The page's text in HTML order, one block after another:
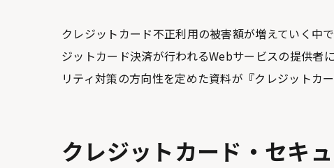
クレジットカード不正利用の被害額が増えていく中
ジットカード決済が行われるWebサービスの提供者
リティ対策の方向性を定めた資料が『クレジットカ
クレジットカード・セキ